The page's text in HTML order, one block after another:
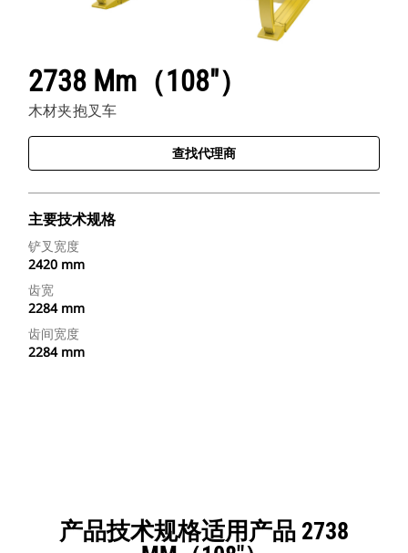
2738 Mm（108"）
木材夹抱叉车
查找代理商
主要技术规格
铲叉宽度
2420 mm
齿宽
2284 mm
齿间宽度
2284 mm
产品技术规格适用产品 2738